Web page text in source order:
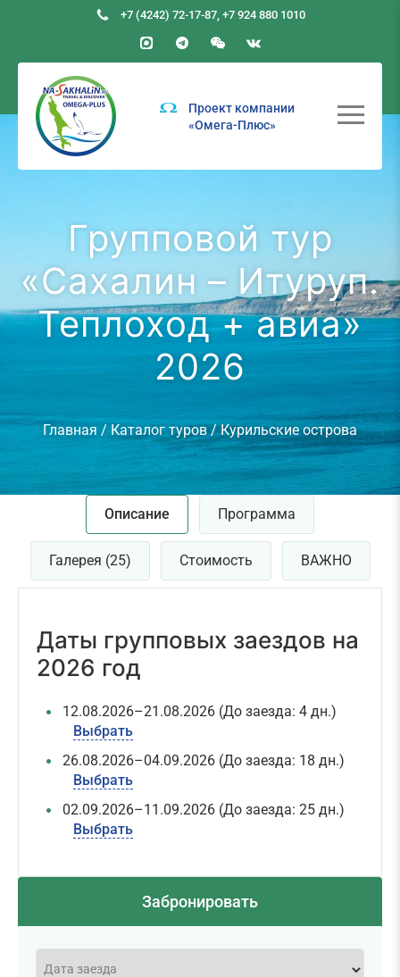
+7 (4242) 72-17-87, +7 924 880 1010
Проект компании
«Омега-Плюс»
Групповой тур
«Сахалин – Итуруп.
Теплоход + авиа»
2026
Главная / Каталог туров/Курильские острова
Описание Программа
Галерея (25) Стоимость ВАЖНО
Даты групповых заездов на
2026 год
12.08.2026–21.08.2026 (До заезда: 4 дн.)
Выбрать
26.08.2026–04.09.2026 (До заезда: 18 дн.)
Выбрать
02.09.2026–11.09.2026 (До заезда: 25 дн.)
Выбрать
Забронировать
Дата заезда